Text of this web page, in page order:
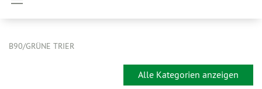
B90/GRÜNE TRIER
Alle Kategorien anzeigen